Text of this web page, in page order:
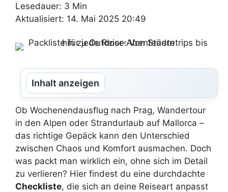
Lesedauer: 3 Min
Aktualisiert: 14. Mai 2025 20:49
Inhalt anzeigen
Ob Wochenendausflug nach Prag, Wandertour
in den Alpen oder Strandurlaub auf Mallorca –
das richtige Gepäck kann den Unterschied
zwischen Chaos und Komfort ausmachen. Doch
was packt man wirklich ein, ohne sich im Detail
zu verlieren? Hier findest du eine durchdachte
Checkliste, die sich an deine Reiseart anpasst